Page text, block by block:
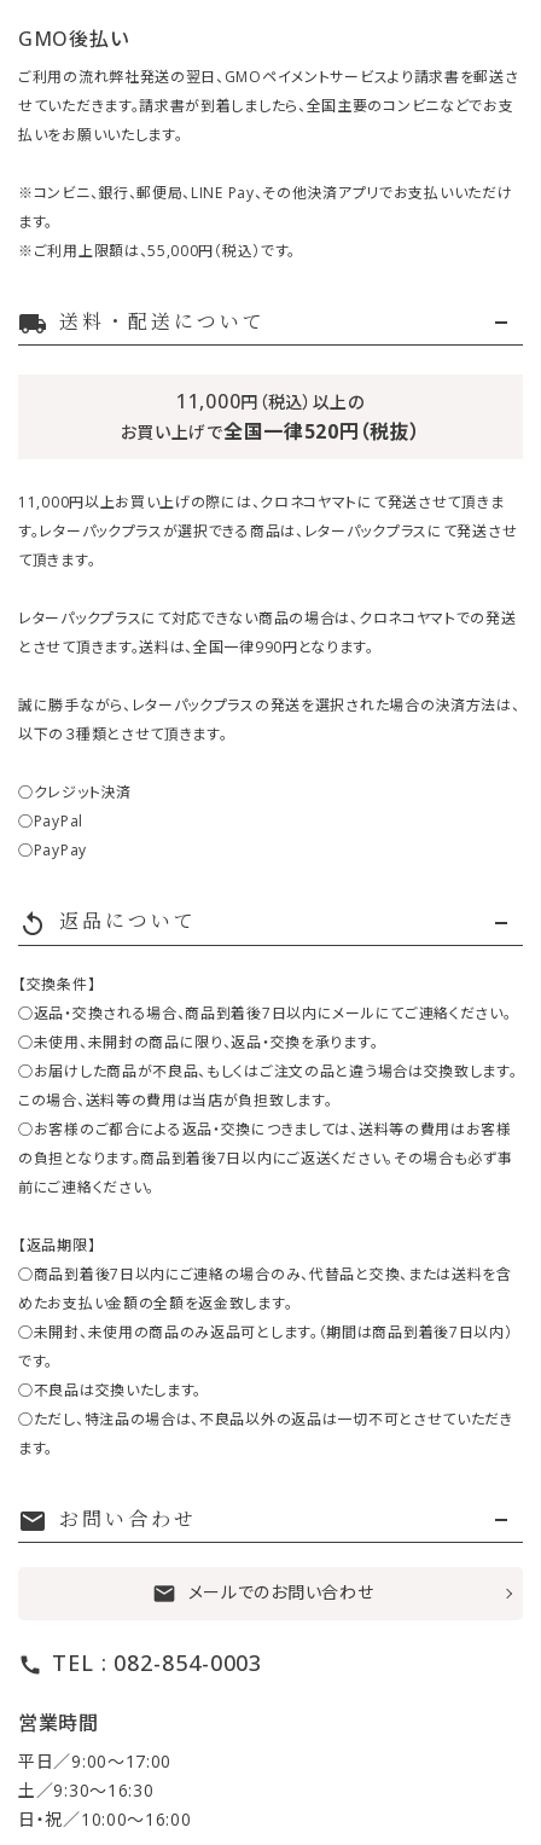
GMO後払い
ご利用の流れ弊社発送の翌日、GMOペイメントサービスより請求書を郵送さ
せていただきます。請求書が到着しましたら、全国主要のコンビニなどでお支
払いをお願いいたします。
※コンビニ、銀行、郵便局、LINE Pay、その他決済アプリでお支払いいただけ
ます。
※ご利用上限額は、55,000円（税込）です。
local_shipping 送料・配送について
11,000円（税込）以上の
お買い上げで全国一律520円（税抜）
11,000円以上お買い上げの際には、クロネコヤマトにて発送させて頂きま
す。レターパックプラスが選択できる商品は、レターパックプラスにて発送させ
て頂きます。
レターパックプラスにて対応できない商品の場合は、クロネコヤマトでの発送
とさせて頂きます。送料は、全国一律990円となります。
誠に勝手ながら、レターパックプラスの発送を選択された場合の決済方法は、
以下の３種類とさせて頂きます。
○クレジット決済
○PayPal
○PayPay
replay 返品について
【交換条件】
○返品・交換される場合、商品到着後7日以内にメールにてご連絡ください。
○未使用、未開封の商品に限り、返品・交換を承ります。
○お届けした商品が不良品、もしくはご注文の品と違う場合は交換致します。
この場合、送料等の費用は当店が負担致します。
○お客様のご都合による返品・交換につきましては、送料等の費用はお客様
の負担となります。商品到着後7日以内にご返送ください。その場合も必ず事
前にご連絡ください。
【返品期限】
○商品到着後7日以内にご連絡の場合のみ、代替品と交換、または送料を含
めたお支払い金額の全額を返金致します。
○未開封、未使用の商品のみ返品可とします。（期間は商品到着後7日以内）
です。
○不良品は交換いたします。
○ただし、特注品の場合は、不良品以外の返品は一切不可とさせていただき
ます。
mail お問い合わせ
mail メールでのお問い合わせ
call TEL : 082-854-0003
営業時間
平日／9:00〜17:00
土／9:30〜16:30
日・祝／10:00〜16:00